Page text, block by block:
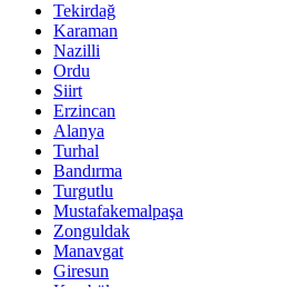
Tekirdağ
Karaman
Nazilli
Ordu
Siirt
Erzincan
Alanya
Turhal
Bandırma
Turgutlu
Mustafakemalpaşa
Zonguldak
Manavgat
Giresun